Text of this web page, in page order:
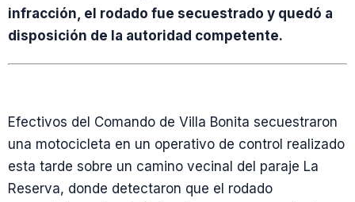
infracción, el rodado fue secuestrado y quedó a
disposición de la autoridad competente.
Efectivos del Comando de Villa Bonita secuestraron
una motocicleta en un operativo de control realizado
esta tarde sobre un camino vecinal del paraje La
Reserva, donde detectaron que el rodado